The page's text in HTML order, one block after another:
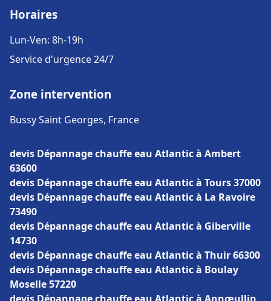
Horaires
Lun-Ven: 8h-19h
Service d'urgence 24/7
Zone intervention
Bussy Saint Georges, France
devis Dépannage chauffe eau Atlantic à Ambert
63600
devis Dépannage chauffe eau Atlantic à Tours 37000
devis Dépannage chauffe eau Atlantic à La Ravoire
73490
devis Dépannage chauffe eau Atlantic à Giberville
14730
devis Dépannage chauffe eau Atlantic à Thuir 66300
devis Dépannage chauffe eau Atlantic à Boulay
Moselle 57220